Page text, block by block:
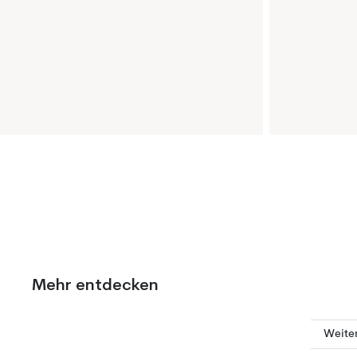
Mehr entdecken